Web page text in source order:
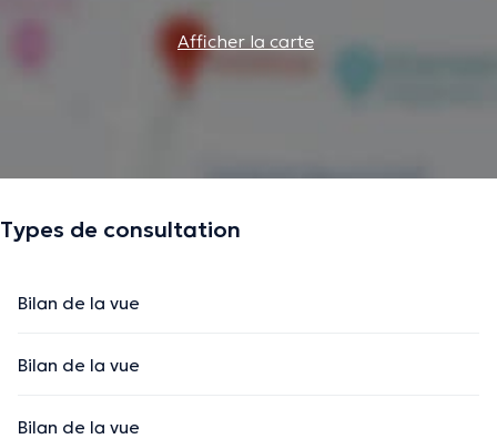
Afficher la carte
Types de consultation
Bilan de la vue
Bilan de la vue
Bilan de la vue